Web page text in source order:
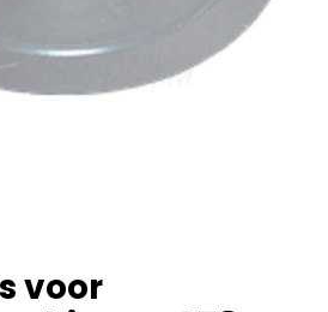
voor